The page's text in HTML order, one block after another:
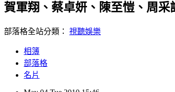
賀軍翔、蔡卓妍、陳至愷、周采
部落格全站分類： 視聽娛樂
相簿
部落格
名片